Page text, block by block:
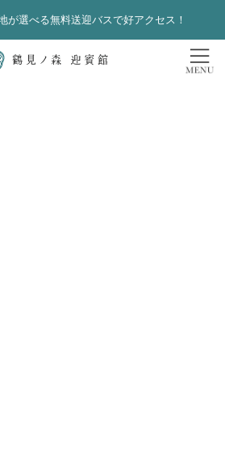
が選べる無料送迎バスで好アクセス！